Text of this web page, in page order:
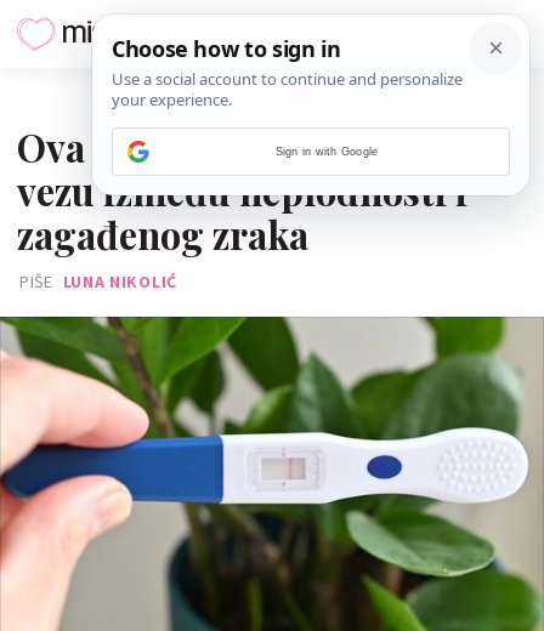
Ova znanstvenica dokazala je
vezu između neplodnosti i
zagađenog zraka
PIŠE LUNA NIKOLIĆ
Sign in with Google